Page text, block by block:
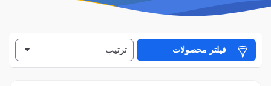
فیلتر براساس رنگ
فیلتر محصولات ترتیب